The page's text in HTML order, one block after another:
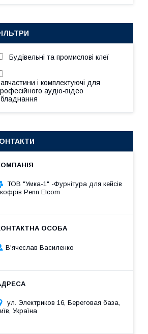
Будівельні та промислові клеї
і комплектуючі для
аудіо-відео
ТОВ "Умка-1" -Фурнітура для кейсів
кофрів Penn Elcom
В'ячеслав Василенко
ул. Электриков 16, Береговая база,
Україна